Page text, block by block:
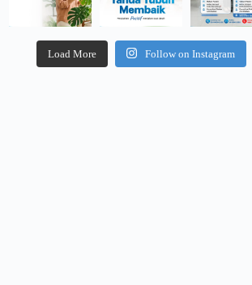
Load More Follow on Instagram